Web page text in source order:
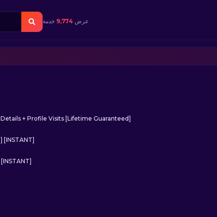
عرض 9,774 خدمة
+ Profile Visits [Lifetime Guaranteed]
[INSTANT]